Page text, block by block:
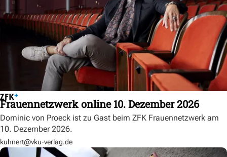
Frauennetzwerk online 10. Dezember 2026
Dominic von Proeck ist zu Gast beim ZFK Frauennetzwerk am
10. Dezember 2026.
kuhnert@vku-verlag.de